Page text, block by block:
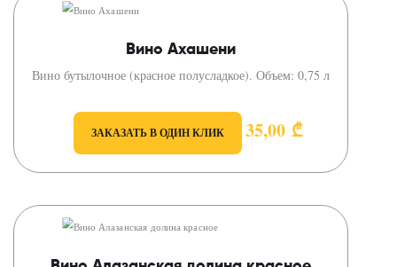
Вино Ахашени
Вино бутылочное (красное полусладкое). Объем: 0,75 л
ЗАКАЗАТЬ В ОДИН КЛИК 35,00 ₾